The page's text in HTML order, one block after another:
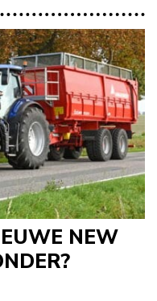
NEW